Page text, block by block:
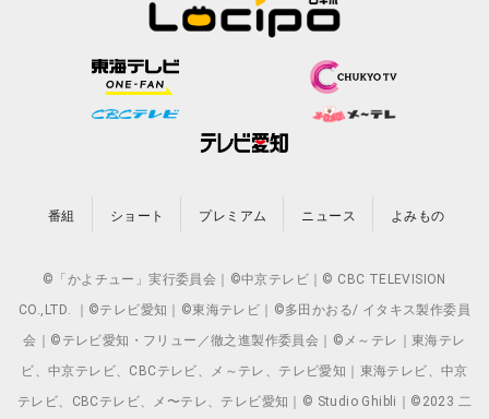
番組 ショート プレミアム ニュース よみもの
©「かよチュー」実行委員会｜©中京テレビ｜© CBC TELEVISION
CO.,LTD. ｜©テレビ愛知｜©東海テレビ｜©多田かおる/ イタキス製作委員
会｜©テレビ愛知・フリュー／徹之進製作委員会｜©メ～テレ｜東海テレ
ビ、中京テレビ、CBCテレビ、メ～テレ、テレビ愛知｜東海テレビ、中京
テレビ、CBCテレビ、メ〜テレ、テレビ愛知｜© Studio Ghibli｜©2023 二